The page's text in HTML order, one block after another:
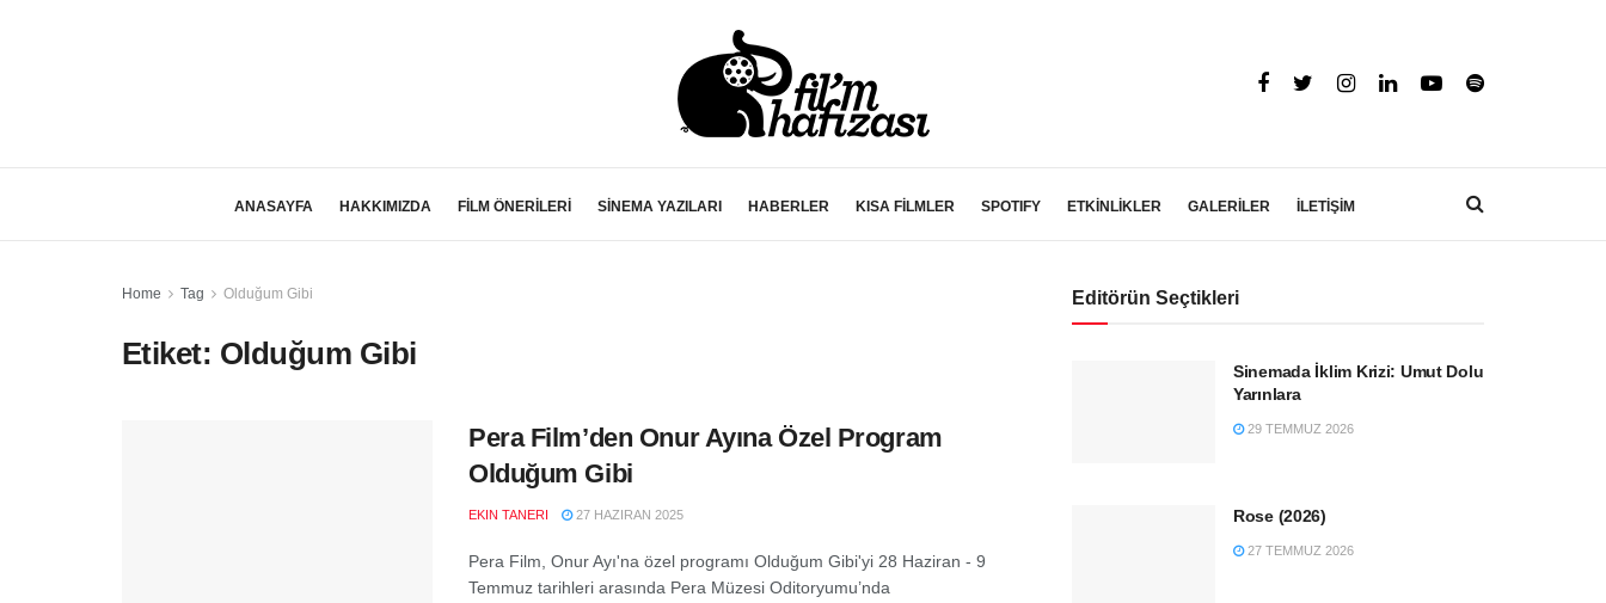
ANASAYFA HAKKIMIZDA FİLM ÖNERİLERİ SİNEMA YAZILARI HABERLER KISA FİLMLER SPOTIFY ETKİNLİKLER GALERİLER İLETİŞİM
Home Tag Olduğum Gibi
Etiket: Olduğum Gibi
Pera Film’den Onur Ayına Özel Program
Olduğum Gibi
EKIN TANERI 27 HAZIRAN 2025
Pera Film, Onur Ayı'na özel programı Olduğum Gibi'yi 28 Haziran - 9
Temmuz tarihleri arasında Pera Müzesi Oditoryumu’nda
Editörün Seçtikleri
Sinemada İklim Krizi: Umut Dolu
Yarınlara
29 TEMMUZ 2026
Rose (2026)
27 TEMMUZ 2026